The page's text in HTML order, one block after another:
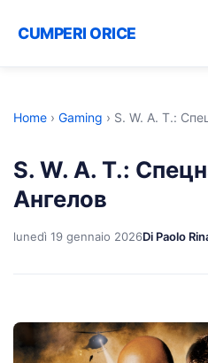
CUMPERI ORICE
Home › Gaming › S. W. A. T.:
S. W. A. T.:
Ангелов
lunedì 19 gennaio 2026Di Paolo